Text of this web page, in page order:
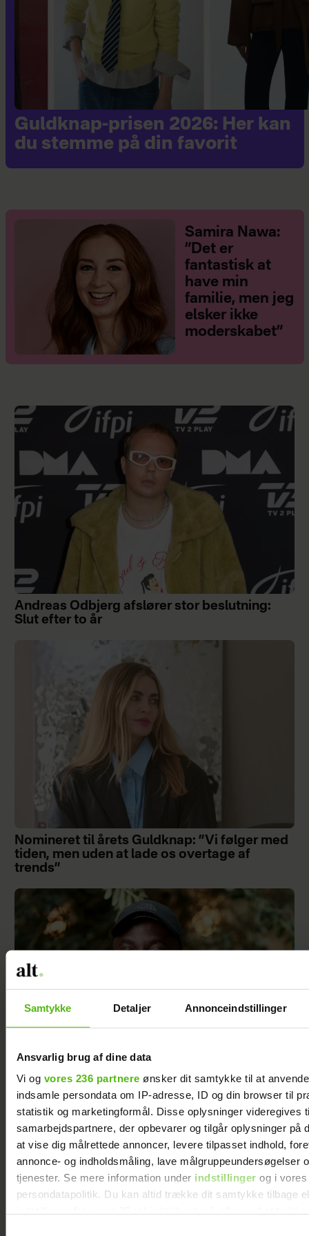
Samtykke Detaljer Annonceindstillinger
Ansvarlig brug af dine data
Vi og vores 236 partnere ønsker dit samtykke til at
indsamle persondata om IP-adresse, ID og din browser til
statistik og marketingformål. Disse oplysninger videregives
samarbejdspartnere, der opbevarer og tilgår oplysninger på
at vise dig målrettede annoncer, levere tilpasset indhold,
annonce- og indholdsmåling, lave målgruppeundersøgelser
tjenester. Se mere information under indstillinger og i vores
persondatapolitik. Du kan altid trække dit samtykke tilbage
Guldknap-prisen 2026: Her kan
du stemme på din favorit
Samira Nawa:
”Det er
fantastisk at
have min
familie, men jeg
elsker ikke
moderskabet”
Andreas Odbjerg afslører stor beslutning:
Slut efter to år
Nomineret til årets Guldknap: ”Vi følger med
tiden, men uden at lade os overtage af
trends”
Afsløret på video: Melvin Kakooza vækker
opsigt i nyt job